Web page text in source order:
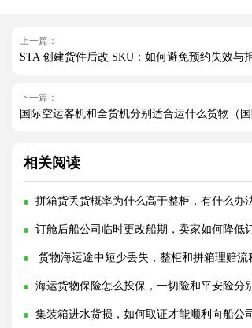
上一篇：
STA 创建货件后改 SKU：如何避免预约失效与
下一篇：
国际空运客机和全货机分别适合运什么货物（国
相关阅读
拼箱货丢货概率为什么高于整柜，有什么办
订舱后船公司临时更改船期，卖家如何降低
货物海运途中短少丢失，整柜和拼箱理赔
海运货物保险怎么投保，一切险和平安险分
集装箱进水货损，如何取证才能顺利向船公